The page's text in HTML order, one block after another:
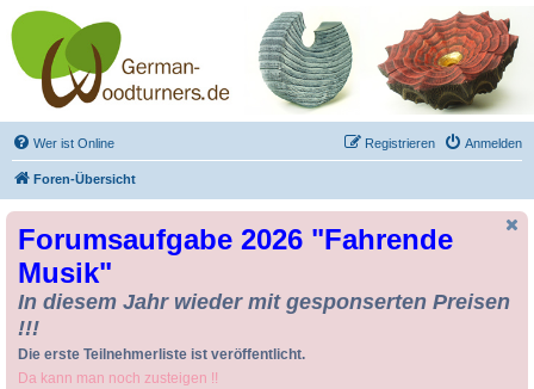
Drechseln und
Kunsthandwerk -
German-Woodturners
*Forum Sauerland*
Der Treffpunkt für Drechsler und Freunde des Kunsthandwerks
Wer ist Online Anmelden
Registrieren
Foren-Übersicht
Forumsaufgabe 2026 "Fahrende
Musik"
In diesem Jahr wieder mit gesponserten Preisen
!!!
Die erste Teilnehmerliste ist veröffentlicht.
Da kann man noch zusteigen !!